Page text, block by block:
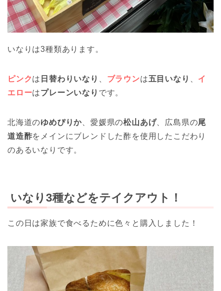
いなりは3種類あります。
ピンクは 日替わりいなり 、 ブラウンは五目いなり 、 イ
エローはプレーンいなり です。
北海道のゆめぴりか、愛媛県の松山あげ、広島県の尾
道造酢をメインにブレンドした酢を使用したこだわり
のあるいなりです。
いなり3種などをテイクアウト！
この日は家族で食べるために色々と購入しました！